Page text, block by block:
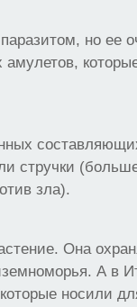
но ее
зла).
Она
А в
носили